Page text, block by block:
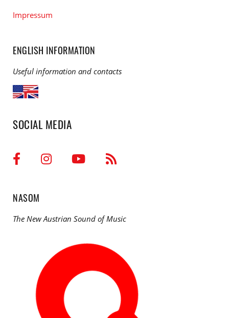
Impressum
ENGLISH INFORMATION
Useful information and contacts
SOCIAL MEDIA
NASOM
The New Austrian Sound of Music